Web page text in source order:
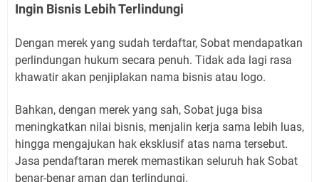
Ingin Bisnis Lebih Terlindungi
Dengan merek yang sudah terdaftar, Sobat mendapatkan
perlindungan hukum secara penuh. Tidak ada lagi rasa
khawatir akan penjiplakan nama bisnis atau logo.
Bahkan, dengan merek yang sah, Sobat juga bisa
meningkatkan nilai bisnis, menjalin kerja sama lebih luas,
hingga mengajukan hak eksklusif atas nama tersebut.
Jasa pendaftaran merek memastikan seluruh hak Sobat
benar-benar aman dan terlindungi.